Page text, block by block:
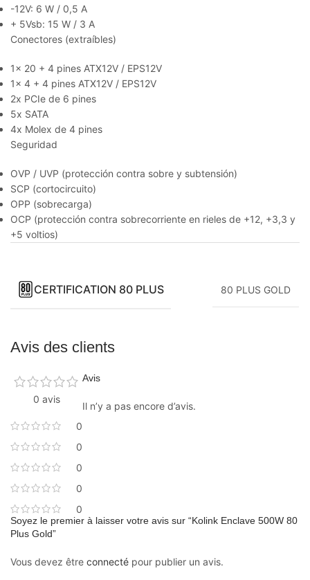
-12V: 6 W / 0,5 A
+ 5Vsb: 15 W / 3 A
Conectores (extraíbles)
1x 20 + 4 pines ATX12V / EPS12V
1x 4 + 4 pines ATX12V / EPS12V
2x PCIe de 6 pines
5x SATA
4x Molex de 4 pines
Seguridad
OVP / UVP (protección contra sobre y subtensión)
SCP (cortocircuito)
OPP (sobrecarga)
OCP (protección contra sobrecorriente en rieles de +12, +3,3 y
+5 voltios)
CERTIFICATION 80 PLUS 80 PLUS GOLD
Avis des clients
0 avis
0
0
0
0
0
Avis
Il n’y a pas encore d’avis.
Soyez le premier à laisser votre avis sur “Kolink Enclave 500W 80
Plus Gold”
Vous devez être connecté pour publier un avis.